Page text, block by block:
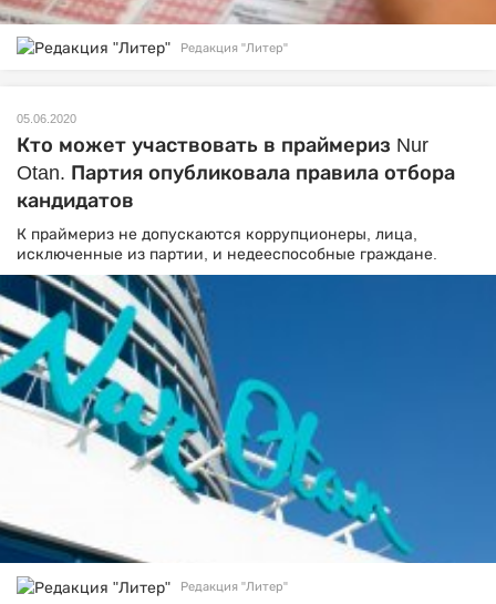
Редакция "Литер"
05.06.2020
Кто может участвовать в праймериз Nur
Otan. Партия опубликовала правила отбора
кандидатов
К праймериз не допускаются коррупционеры, лица,
исключенные из партии, и недееспособные граждане.
Редакция "Литер"